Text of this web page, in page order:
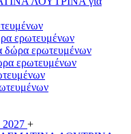
ερωτευμένων
ερωτευμένων
ερωτευμένων
+